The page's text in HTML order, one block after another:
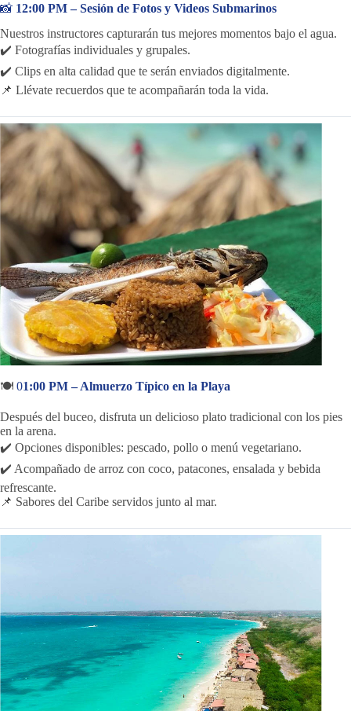
📸 12:00 PM – Sesión de Fotos y Videos Submarinos
Nuestros instructores capturarán tus mejores momentos bajo el agua.
✔️ Fotografías individuales y grupales.
✔️ Clips en alta calidad que te serán enviados digitalmente.
📌 Llévate recuerdos que te acompañarán toda la vida.
🍽️ 01:00 PM – Almuerzo Típico en la Playa
Después del buceo, disfruta un delicioso plato tradicional con los pies
en la arena.
✔️ Opciones disponibles: pescado, pollo o menú vegetariano.
✔️ Acompañado de arroz con coco, patacones, ensalada y bebida
refrescante.
📌 Sabores del Caribe servidos junto al mar.